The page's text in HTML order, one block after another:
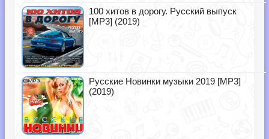
100 хитов в дорогу. Русский выпуск
[MP3] (2019)
Русские Новинки музыки 2019 [MP3]
(2019)